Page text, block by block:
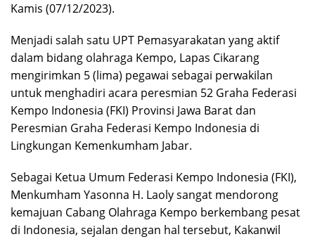
Kamis (07/12/2023).
Menjadi salah satu UPT Pemasyarakatan yang aktif
dalam bidang olahraga Kempo, Lapas Cikarang
mengirimkan 5 (lima) pegawai sebagai perwakilan
untuk menghadiri acara peresmian 52 Graha Federasi
Kempo Indonesia (FKI) Provinsi Jawa Barat dan
Peresmian Graha Federasi Kempo Indonesia di
Lingkungan Kemenkumham Jabar.
Sebagai Ketua Umum Federasi Kempo Indonesia (FKI),
Menkumham Yasonna H. Laoly sangat mendorong
kemajuan Cabang Olahraga Kempo berkembang pesat
di Indonesia, sejalan dengan hal tersebut, Kakanwil